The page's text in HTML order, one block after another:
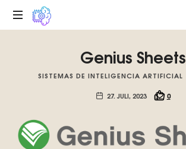
die
von
Roko's
Basilisk,
Genius Sheets
SISTEMAS DE INTELIGENCIA ARTIFICIAL
27. JULI, 2023
0